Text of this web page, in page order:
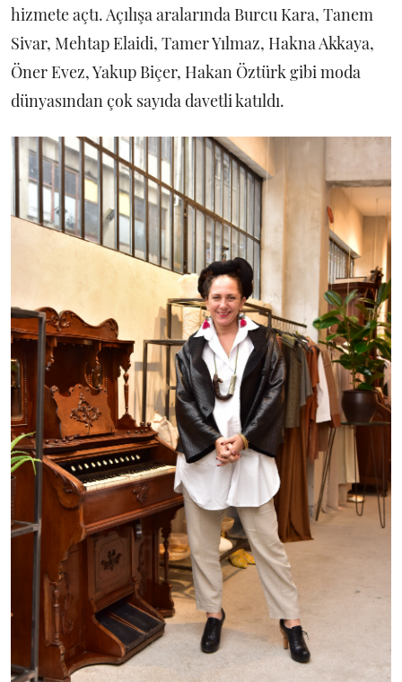
hizmete açtı. Açılışa aralarında Burcu Kara, Tanem
Sivar, Mehtap Elaidi, Tamer Yılmaz, Hakna Akkaya,
Öner Evez, Yakup Biçer, Hakan Öztürk gibi moda
dünyasından çok sayıda davetli katıldı.